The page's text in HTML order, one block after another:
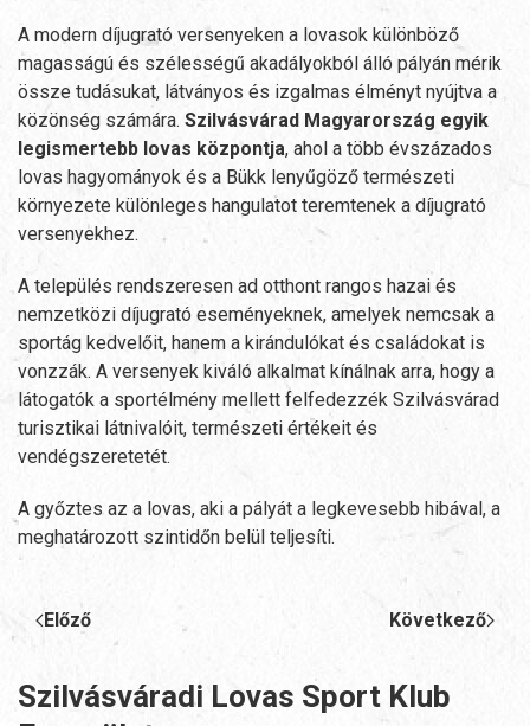
A modern díjugrató versenyeken a lovasok különböző
magasságú és szélességű akadályokból álló pályán mérik
össze tudásukat, látványos és izgalmas élményt nyújtva a
közönség számára. Szilvásvárad Magyarország egyik
legismertebb lovas központja, ahol a több évszázados
lovas hagyományok és a Bükk lenyűgöző természeti
környezete különleges hangulatot teremtenek a díjugrató
versenyekhez.
A település rendszeresen ad otthont rangos hazai és
nemzetközi díjugrató eseményeknek, amelyek nemcsak a
sportág kedvelőit, hanem a kirándulókat és családokat is
vonzzák. A versenyek kiváló alkalmat kínálnak arra, hogy a
látogatók a sportélmény mellett felfedezzék Szilvásvárad
turisztikai látnivalóit, természeti értékeit és
vendégszeretetét.
A győztes az a lovas, aki a pályát a legkevesebb hibával, a
meghatározott szintidőn belül teljesíti.
Előző Következő
Szilvásváradi Lovas Sport Klub